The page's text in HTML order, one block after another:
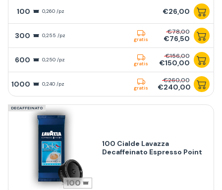
100 0,260 /pz €26,00
300 0,255 /pz
gratis
€78,00
€76,50
600 0,250 /pz
gratis
€156,00
€150,00
1000 0,240 /pz
gratis
€260,00
€240,00
DECAFFEINATO
100
100 Cialde Lavazza
Decaffeinato Espresso Point